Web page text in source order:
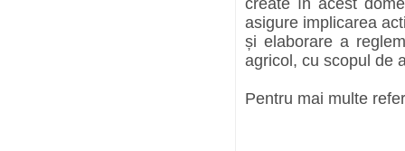
create în acest
asigure implicarea
și elaborare a
agricol, cu scopul de
Pentru mai multe